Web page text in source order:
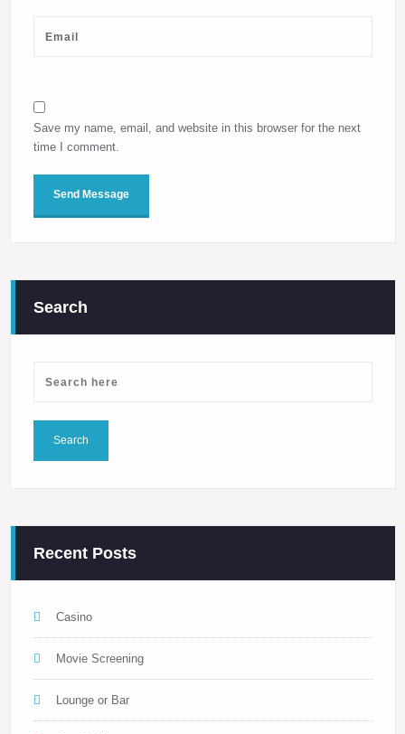
Save my name, email, and website in this browser for the next
time I comment.
Search
Recent Posts
Casino
Movie Screening
Lounge or Bar